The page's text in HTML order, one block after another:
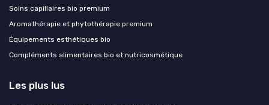
Soins capillaires bio premium
Aromathérapie et phytothérapie premium
Équipements esthétiques bio
Compléments alimentaires bio et nutricosmétique
Les plus lus